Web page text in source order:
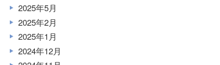
2025年5月
2025年2月
2025年1月
2024年12月